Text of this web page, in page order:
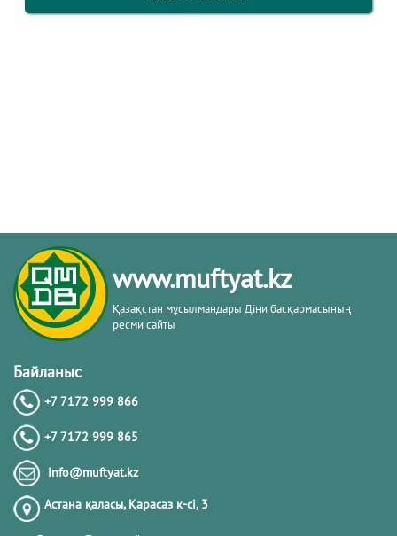
www.muftyat.kz
Қазақстан мұсылмандары Діни басқармасының
ресми сайты
Байланыс
+7 7172 999 866
+7 7172 999 865
info@muftyat.kz
Астана қаласы, Қарасаз к-сi, 3